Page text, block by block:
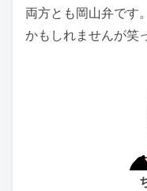
両方とも岡山弁です
かもしれませんが笑